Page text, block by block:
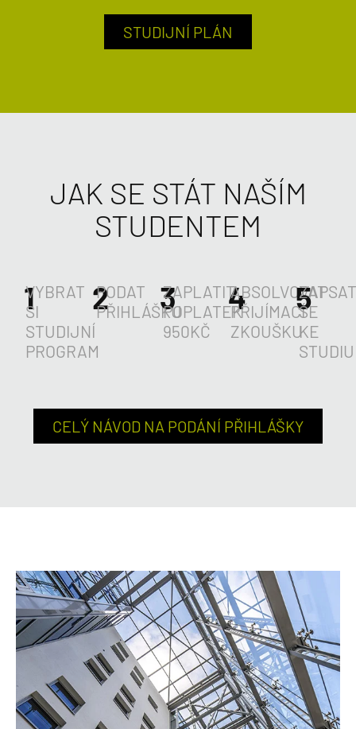
STUDIJNÍ PLÁN
JAK SE STÁT NAŠÍM
STUDENTEM
1
VYBRAT
SI
STUDIJNÍ
PROGRAM
2
PODAT
PŘIHLÁŠKU
3
ZAPLATIT
POPLATEK
950KČ
4
ABSOLVOVAT
PŘIJÍMACÍ
ZKOUŠKU
5
SE
KE
STUDIU
CELÝ NÁVOD NA PODÁNÍ PŘIHLÁŠKY